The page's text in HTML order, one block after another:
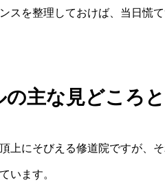
スを整理しておけば、当日慌て
主な見どころ
上にそびえる修道院ですが、
います。